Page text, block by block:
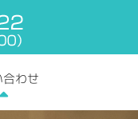
電話番号:042-393-
わせ